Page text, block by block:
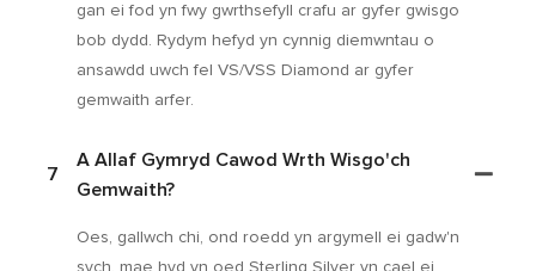
gan ei fod yn fwy gwrthsefyll crafu ar gyfer gwisgo
bob dydd. Rydym hefyd yn cynnig diemwntau o
ansawdd uwch fel VS/VSS Diamond ar gyfer
gemwaith arfer.
7
A Allaf Gymryd Cawod Wrth Wisgo'ch
Gemwaith?
Oes, gallwch chi, ond roedd yn argymell ei gadw'n
sych, mae hyd yn oed Sterling Silver yn cael ei